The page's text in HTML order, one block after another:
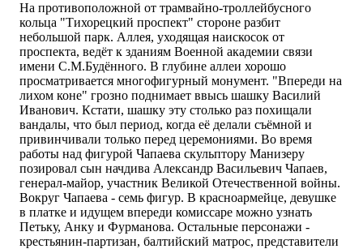
На противоположной от трамвайно-троллейбусного
кольца "Тихорецкий проспект" стороне разбит
небольшой парк. Аллея, уходящая наискосок от
проспекта, ведёт к зданиям Военной академии связи
имени С.М.Будённого. В глубине аллеи хорошо
просматривается многофигурный монумент. "Впереди на
лихом коне" грозно поднимает ввысь шашку Василий
Иванович. Кстати, шашку эту столько раз похищали
вандалы, что был период, когда её делали съёмной и
привинчивали только перед церемониями. Во время
работы над фигурой Чапаева скульптору Манизеру
позировал сын начдива Александр Васильевич Чапаев,
генерал-майор, участник Великой Отечественной войны.
Вокруг Чапаева - семь фигур. В красноармейце, девушке
в платке и идущем впереди комиссаре можно узнать
Петьку, Анку и Фурманова. Остальные персонажи -
крестьянин-партизан, балтийский матрос, представители